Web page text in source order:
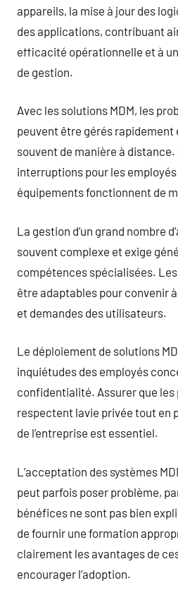
appareils, la mise à jour des
des applications, contribuant
efficacité opérationnelle et à
de gestion.
Avec les solutions MDM, les
peuvent être gérés
souvent de manière à
interruptions pour les
équipements fonctionnent de
La gestion d’un grand nombre
souvent complexe et exige
compétences spécialisées.
être adaptables pour convenir
et demandes des utilisateurs.
Le déploiement de solutions
inquiétudes des employés
confidentialité. Assurer que les
respectent lavie privée tout en
de l’entreprise est essentiel.
L’acceptation des systèmes
peut parfois poser problème,
bénéfices ne sont pas bien
de fournir une formation
clairement les avantages de
encourager l’adoption.